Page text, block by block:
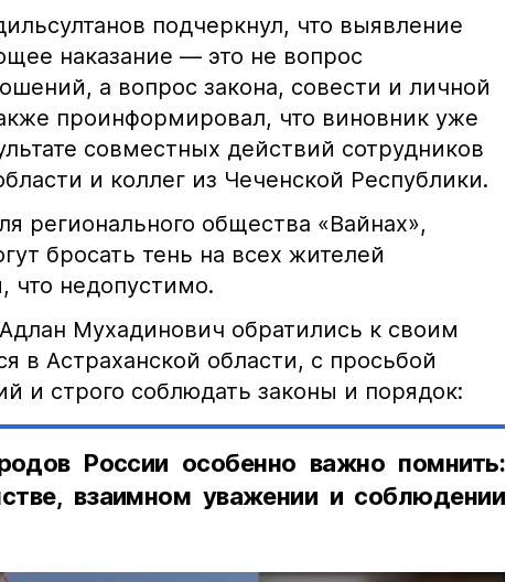
подчеркнул, что выявление
наказание — это не вопрос
а вопрос закона, совести и личной
проинформировал, что виновник уже
совместных действий сотрудников
и коллег из Чеченской Республики.
регионального общества «Вайнах»,
бросать тень на всех жителей
что недопустимо.
Мухадинович обратились к своим
в Астраханской области, с просьбой
и строго соблюдать законы и порядок:
России особенно важно помнить:
взаимном уважении и соблюдении